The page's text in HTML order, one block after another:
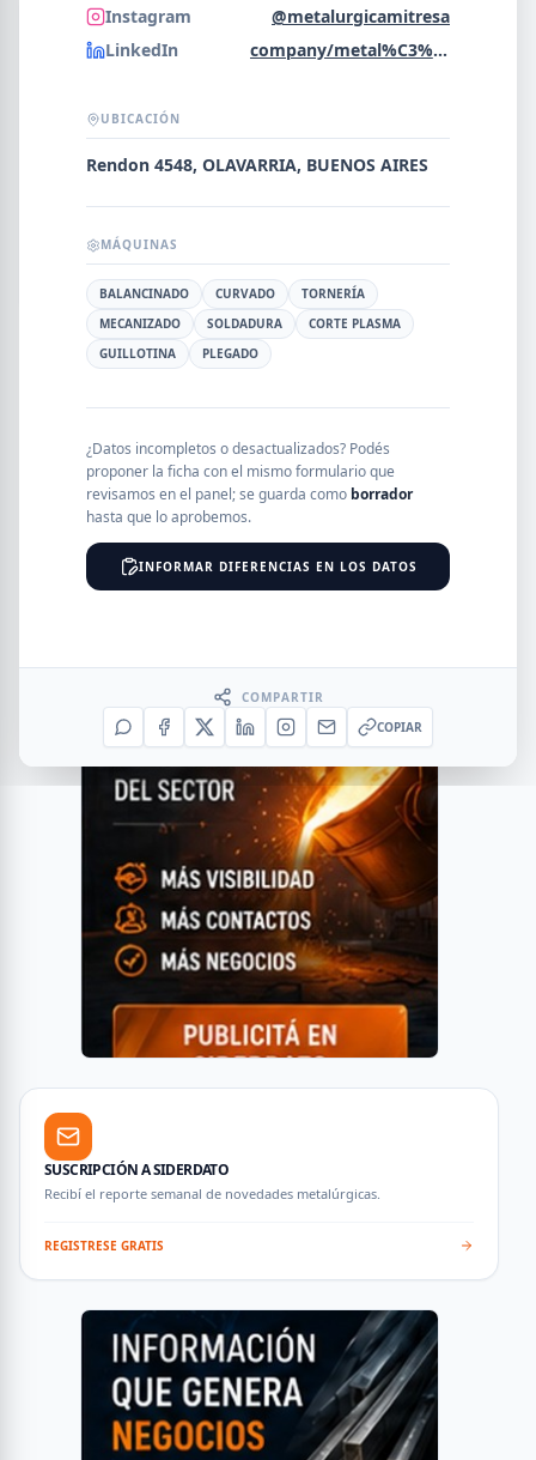
NOMBRE
SEGMENTO
SUSCRIPCIÓN A SIDERDATO
Recibí el reporte semanal de novedades metalúrgicas.
REGISTRESE GRATIS
Instagram
@metalurgicamitresa
LinkedIn
company/metal%C3%BArgica-mitre-s-a
UBICACIÓN
Rendon 4548, OLAVARRIA, BUENOS AIRES
MÁQUINAS
BALANCINADO CURVADO
TORNERÍA
MECANIZADO
SOLDADURA
CORTE PLASMA
GUILLOTINA
PLEGADO
¿Datos incompletos o desactualizados? Podés
proponer la ficha con el mismo formulario que
revisamos en el panel; se guarda como borrador
hasta que lo aprobemos.
INFORMAR DIFERENCIAS EN LOS DATOS
COMPARTIR
COPIAR